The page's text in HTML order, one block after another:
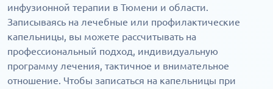
инфузионной терапии в Тюмени и области.
Записываясь на лечебные или профилактические
капельницы, вы можете рассчитывать на
профессиональный подход, индивидуальную
программу лечения, тактичное и внимательное
отношение. Чтобы записаться на капельницы при